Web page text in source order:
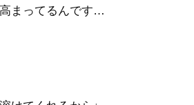
まってるんです…